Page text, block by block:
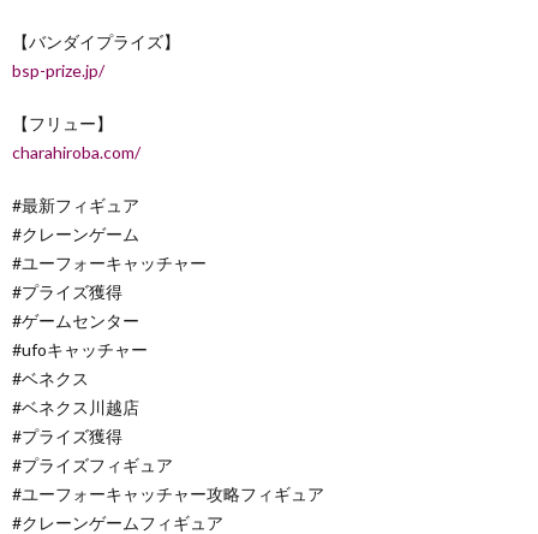
【バンダイプライズ】
bsp-prize.jp/
【フリュー】
charahiroba.com/
#最新フィギュア
#クレーンゲーム
#ユーフォーキャッチャー
#プライズ獲得
#ゲームセンター
#ufoキャッチャー
#ベネクス
#ベネクス川越店
#プライズ獲得
#プライズフィギュア
#ユーフォーキャッチャー攻略フィギュア
#クレーンゲームフィギュア